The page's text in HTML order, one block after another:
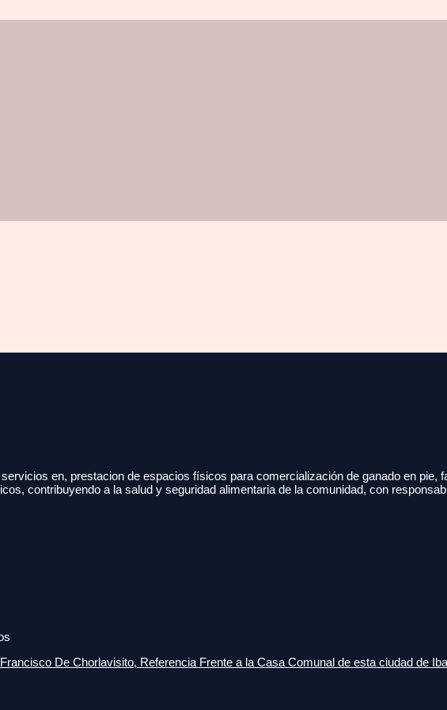
en, prestacion de espacios físicos para comercialización de ganado en pie,
contribuyendo a la salud y seguridad alimentaria de la comunidad, con
De Chorlavisito, Referencia Frente a la Casa Comunal de esta ciudad de